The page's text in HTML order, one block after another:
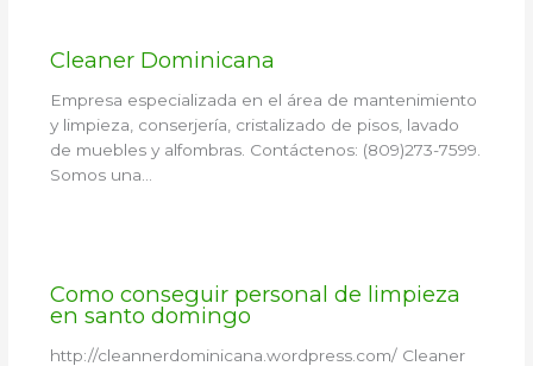
Cleaner Dominicana
Empresa especializada en el área de mantenimiento
y limpieza, conserjería, cristalizado de pisos, lavado
de muebles y alfombras. Contáctenos: (809)273-7599.
Somos una…
Como conseguir personal de limpieza
en santo domingo
http://cleannerdominicana.wordpress.com/ Cleaner